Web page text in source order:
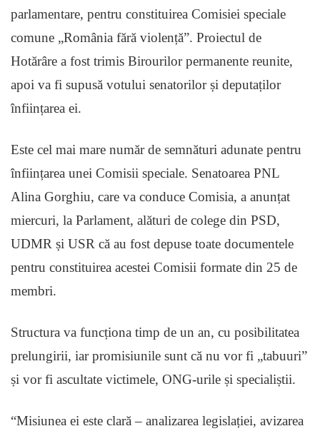
parlamentare, pentru constituirea Comisiei speciale
comune „România fără violență”. Proiectul de
Hotărâre a fost trimis Birourilor permanente reunite,
apoi va fi supusă votului senatorilor și deputaților
înființarea ei.
Este cel mai mare număr de semnături adunate pentru
înființarea unei Comisii speciale. Senatoarea PNL
Alina Gorghiu, care va conduce Comisia, a anunțat
miercuri, la Parlament, alături de colege din PSD,
UDMR și USR că au fost depuse toate documentele
pentru constituirea acestei Comisii formate din 25 de
membri.
Structura va funcționa timp de un an, cu posibilitatea
prelungirii, iar promisiunile sunt că nu vor fi „tabuuri”
și vor fi ascultate victimele, ONG-urile și specialiștii.
“Misiunea ei este clară – analizarea legislației, avizarea